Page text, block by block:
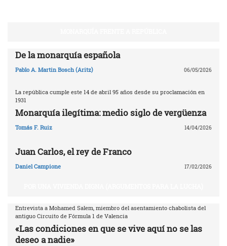
De la monarquía española
Pablo A. Martin Bosch (Aritz) 06/05/2026
La república cumple este 14 de abril 95 años desde su proclamación en
1931
Monarquía ilegítima: medio siglo de vergüenza
Tomás F. Ruiz 14/04/2026
Juan Carlos, el rey de Franco
Daniel Campione 17/02/2026
Entrevista a Mohamed Salem, miembro del asentamiento chabolista del
antiguo Circuito de Fórmula 1 de Valencia
«Las condiciones en que se vive aquí no se las
deseo a nadie»